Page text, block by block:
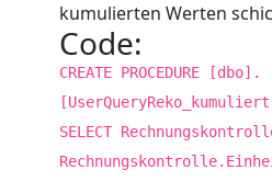
kumulierten Werten
Code:
CREATE PROCEDURE [dbo].
SELECT